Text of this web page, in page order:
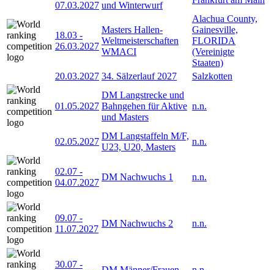
07.03.2027 und Winterwurf
18.03 -
26.03.2027
Masters Hallen-
Weltmeisterschaften
WMACI
Alachua County,
Gainesville,
FLORIDA
(Vereinigte
Staaten)
20.03.2027 34. Sälzerlauf 2027 Salzkotten
01.05.2027
DM Langstrecke und
Bahngehen für Aktive
und Masters
n.n.
02.05.2027
DM Langstaffeln M/F,
U23, U20, Masters
n.n.
02.07 -
04.07.2027
DM Nachwuchs 1 n.n.
09.07 -
11.07.2027
DM Nachwuchs 2 n.n.
30.07 -